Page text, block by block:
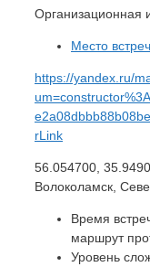
Организационная
Место
https://yandex.ru/
rLink
56.054700,
Волоколамск,
Время
маршрут
Уровень